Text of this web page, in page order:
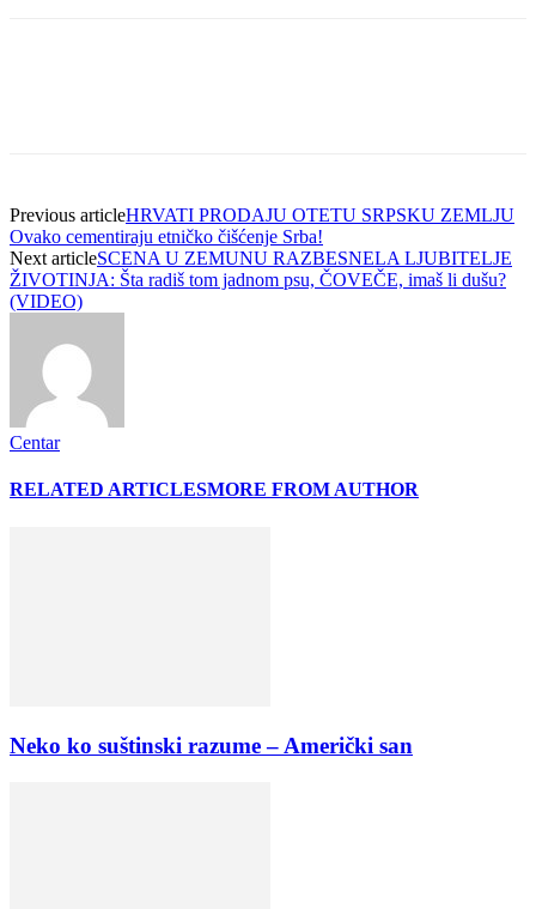
Previous articleHRVATI PRODAJU OTETU SRPSKU ZEMLJU
Ovako cementiraju etničko čišćenje Srba!
Next articleSCENA U ZEMUNU RAZBESNELA LJUBITELJE
ŽIVOTINJA: Šta radiš tom jadnom psu, ČOVEČE, imaš li dušu?
(VIDEO)
Centar
RELATED ARTICLESMORE FROM AUTHOR
Neko ko suštinski razume – Američki san